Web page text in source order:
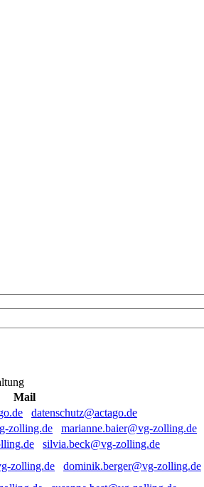
Mail
datenschutz@actago.de
marianne.baier@vg-zolling.de
silvia.beck@vg-zolling.de
dominik.berger@vg-zolling.de